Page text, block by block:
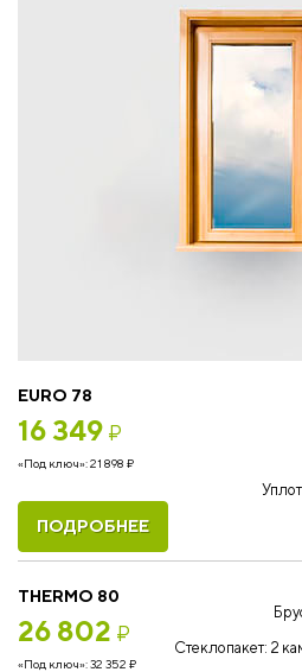
EURO 78
16 349 ₽
«Под ключ»:21 898 ₽
ПОДРОБНЕЕ
THERMO 80
26 802 ₽
«Под ключ»:32 352 ₽
Стеклопакет: 2